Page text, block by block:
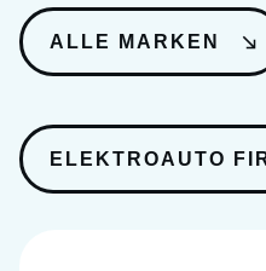
ALLE MARKEN
ELEKTROAUTO